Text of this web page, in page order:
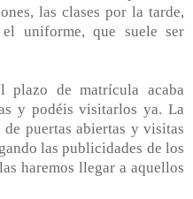
las clases por la tarde,
uniforme, que suele ser
plazo de matrícula acaba
y podéis visitarlos ya. La
puertas abiertas y visitas
las publicidades de los
haremos llegar a aquellos